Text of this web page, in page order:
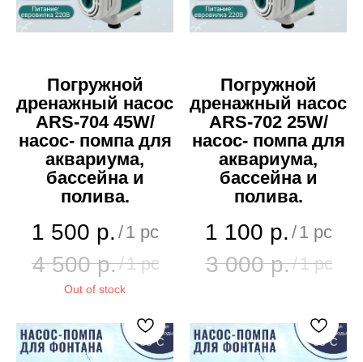
Погружной
дренажный насос
ARS-704 45W/
насос- помпа для
аквариума,
бассейна и
полива.
1 500 р. /1 pc
4 500 р./1 pc
Out of stock
Погружной
дренажный насос
ARS-702 25W/
насос- помпа для
аквариума,
бассейна и
полива.
1 100 р. /1 pc
3 000 р./1 pc